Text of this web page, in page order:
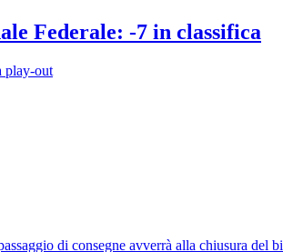
Federale: -7 in classifica
play-out
di consegne avverrà alla chiusura del